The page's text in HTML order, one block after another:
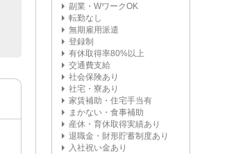
副業・WワークOK
転勤なし
無期雇用派遣
登録制
有休取得率80%以上
交通費支給
社会保険あり
社宅・寮あり
家賃補助・住宅手当有
まかない・食事補助
産休・育休取得実績あり
退職金・財形貯蓄制度あり
入社祝い金あり